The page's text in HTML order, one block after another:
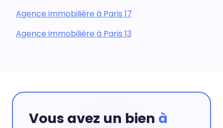
Agence immobilière à Paris 17
Agence immobilière à Paris 13
Vous avez un bien à